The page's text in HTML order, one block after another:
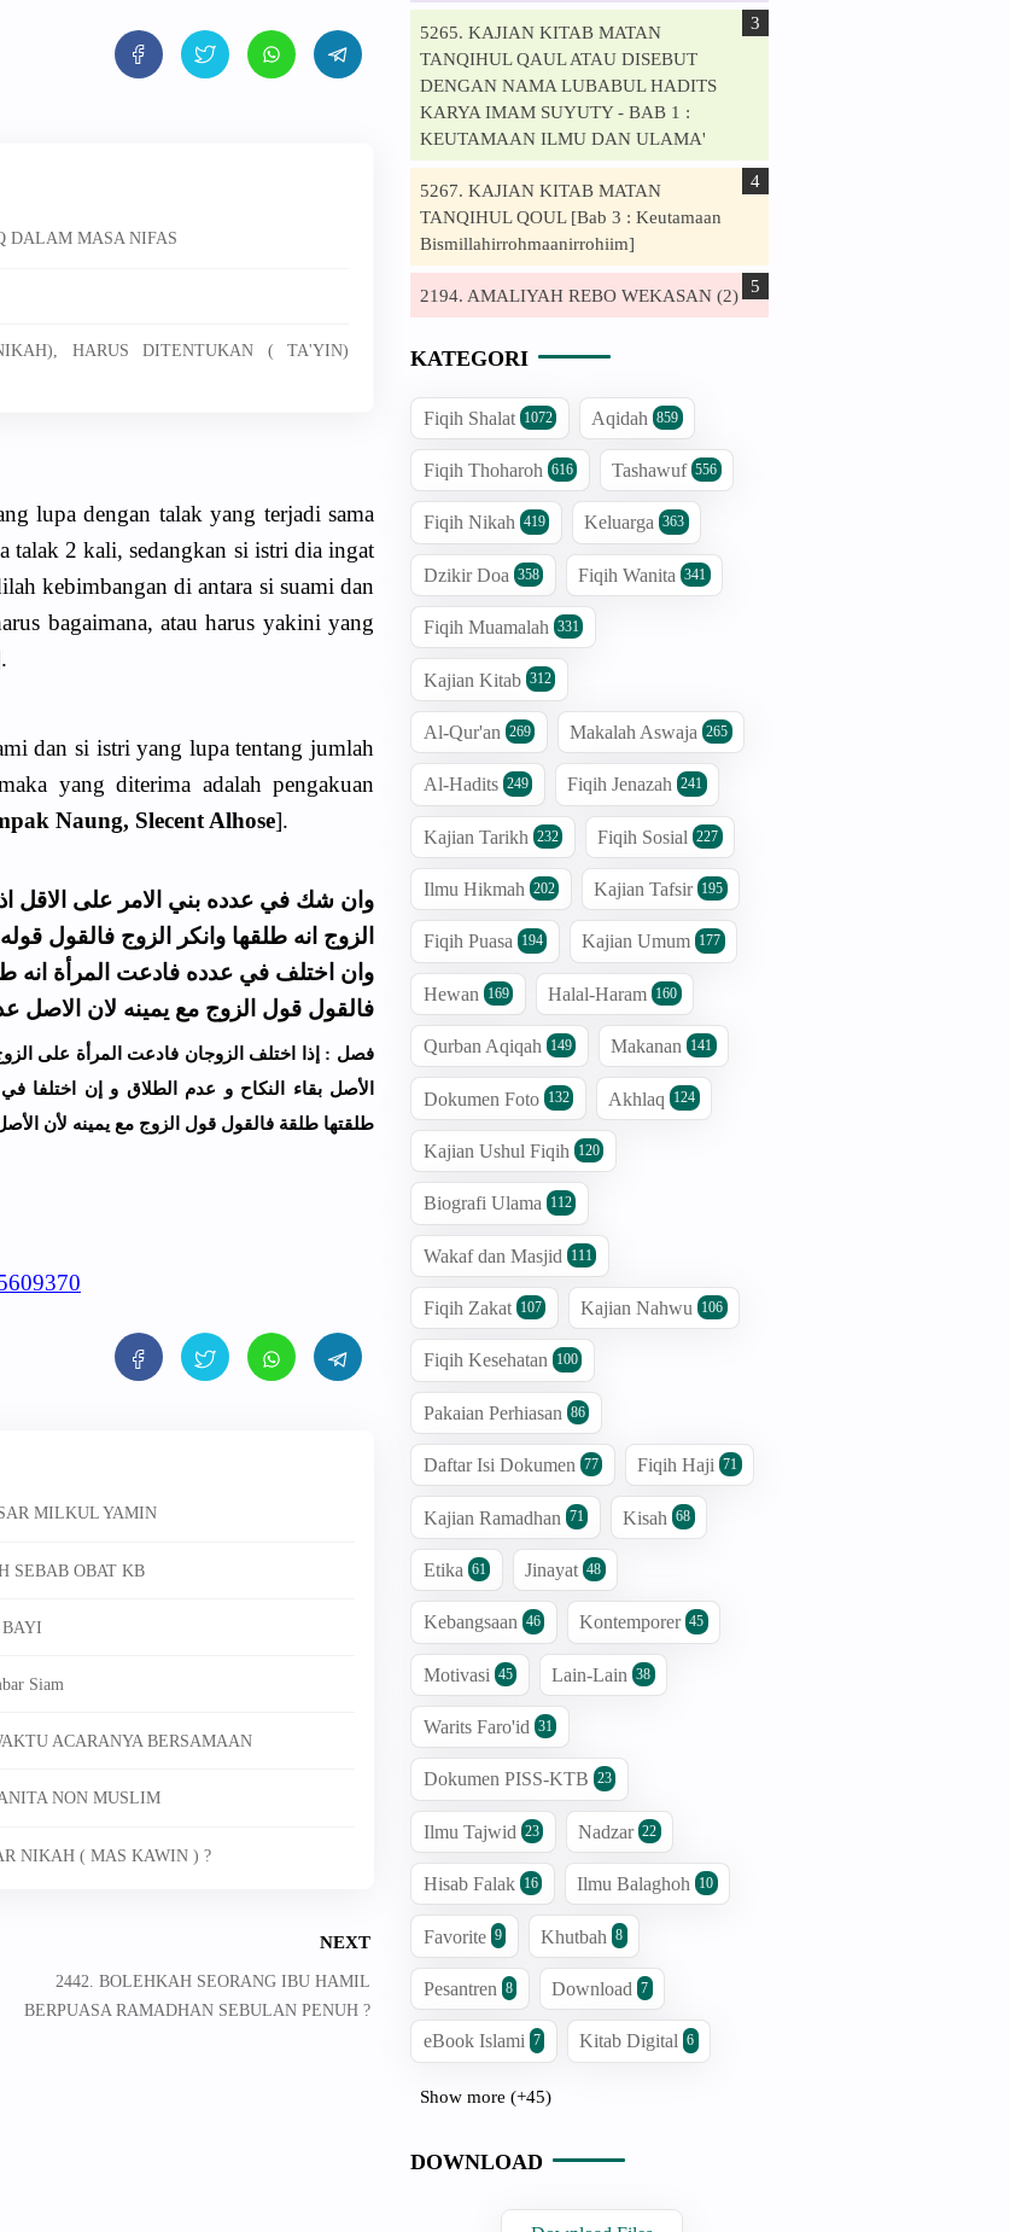
DALAM MASA NIFAS
HARUS DITENTUKAN ( TA'YIN)
lupa dengan talak yang terjadi sama
talak 2 kali, sedangkan si istri dia ingat
kebimbangan di antara si suami dan
bagaimana, atau harus yakini yang
dan si istri yang lupa tentang jumlah
yang diterima adalah pengakuan
Naung, Slecent Alhose].
وان شك في عدده بني الامر على الاقل
الزوج انه طلقها وانكر الزوج فالقول قوله
وان اختلف في عدده فادعت المرأة انه
فالقول قول الزوج مع يمينه لان الاصل
ﻓﺼﻞ : ﺇﺫﺍ ﺍﺧﺘﻠﻒ ﺍﻟﺰﻭﺟﺎﻥ ﻓﺎﺩﻋﺖ ﺍﻟﻤﺮﺃﺓ ﻋﻠﻰ
ﺍﻷﺻﻞ ﺑﻘﺎﺀ ﺍﻟﻨﻜﺎﺡ ﻭ ﻋﺪﻡ ﺍﻟﻄﻼﻕ ﻭ ﺇﻥ ﺍﺧﺘﻠﻔﺎ
ﻃﻠﻘﺘﻬﺎ ﻃﻠﻘﺔ ﻓﺎﻟﻘﻮﻝ ﻗﻮﻝ ﺍﻟﺰﻭﺝ ﻣﻊ ﻳﻤﻴﻨﻪ ﻷﻥ
MILKUL YAMIN
SEBAB OBAT KB
Siam
ACARANYA BERSAMAAN
NON MUSLIM
NIKAH ( MAS KAWIN ) ?
NEXT
2442. BOLEHKAH SEORANG IBU HAMIL
BERPUASA RAMADHAN SEBULAN PENUH ?
5265. KAJIAN KITAB MATAN
TANQIHUL QAUL ATAU DISEBUT
DENGAN NAMA LUBABUL HADITS
KARYA IMAM SUYUTY - BAB 1 :
KEUTAMAAN ILMU DAN ULAMA'
5267. KAJIAN KITAB MATAN
TANQIHUL QOUL [Bab 3 : Keutamaan
Bismillahirrohmaanirrohiim]
2194. AMALIYAH REBO WEKASAN (2)
KATEGORI
Fiqih Shalat 1072 Aqidah 859
Fiqih Thoharoh 616 Tashawuf 556
Fiqih Nikah 419 Keluarga 363
Dzikir Doa 358 Fiqih Wanita 341
Fiqih Muamalah 331
Kajian Kitab 312
Al-Qur'an 269 Makalah Aswaja 265
Al-Hadits 249 Fiqih Jenazah 241
Kajian Tarikh 232 Fiqih Sosial 227
Ilmu Hikmah 202 Kajian Tafsir 195
Fiqih Puasa 194 Kajian Umum 177
Hewan 169 Halal-Haram 160
Qurban Aqiqah 149 Makanan 141
Dokumen Foto 132 Akhlaq 124
Kajian Ushul Fiqih 120
Biografi Ulama 112
Wakaf dan Masjid 111
Fiqih Zakat 107 Kajian Nahwu 106
Fiqih Kesehatan 100
Pakaian Perhiasan 86
Daftar Isi Dokumen 77 Fiqih Haji 71
Kajian Ramadhan 71 Kisah 68
Etika 61 Jinayat 48
Kebangsaan 46 Kontemporer 45
Motivasi 45 Lain-Lain 38
Warits Faro'id 31
Dokumen PISS-KTB 23
Ilmu Tajwid 23 Nadzar 22
Hisab Falak 16 Ilmu Balaghoh 10
Favorite 9 Khutbah 8
Pesantren 8 Download 7
eBook Islami 7 Kitab Digital 6
Show more (+45)
DOWNLOAD